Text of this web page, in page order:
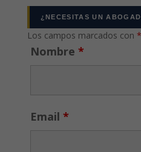
¿NECESITAS UN
Los campos marcados con *
Nombre *
Email *